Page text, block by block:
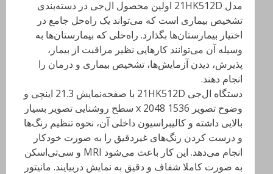
مدل 21HK512D اولین محصول ال‌جی در دسته‌بندی
تشخیص بیماری است که می‌تواند یک راه‌حل جامع در
اختیار بیمارستان‌ها بگذارد. راه‌حلی که بیمارستان‌ها به
وسیله آن می‌توانند کارهایی نظیر مراقبت از بیمار،
پذیرش، دیدن آزمایش‌ها، تشخیص بیماری و درمان را
انجام دهند.
دستگاه ال‌جی 21HK512D با صفحه‌نمایش 21.3 اینچی و
وضوح تصویر 1536 x 2048 سطح روشنایی تصویر بسیار
بالایی داشته و کالیبراسیون داخلی آن، نحوه تنظیم رنگ‌ها
و درست کردن رنگ‌های غیردقیق را به صورت خودکار
انجام می‌دهد. این کار باعث می‌شود MRI و سی‌تی‌اسکن
به صورت کاملا شفاف و دقیق به نمایش دربیایند. مانیتور